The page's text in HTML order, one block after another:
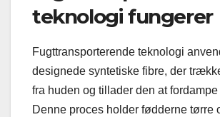
teknologi fungerer
Fugttransporterende teknologi
designede syntetiske fibre, der
fra huden og tillader den at fordampe
Denne proces holder fødderne tørre